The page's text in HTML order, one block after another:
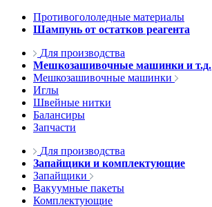
Противогололедные материалы
Шампунь от остатков реагента
Для производства
Мешкозашивочные машинки и т.д.
Мешкозашивочные машинки
Иглы
Швейные нитки
Балансиры
Запчасти
Для производства
Запайщики и комплектующие
Запайщики
Вакуумные пакеты
Комплектующие